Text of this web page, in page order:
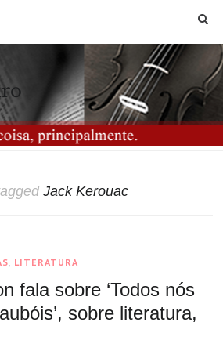
Jack Kerouac
, LITERATURA
fala sobre ‘Todos nós
sobre literatura,